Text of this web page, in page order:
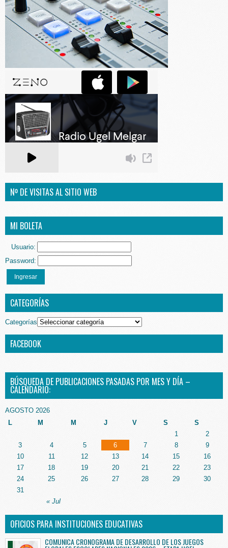
Nº DE VISITAS AL SITIO WEB
MI BOLETA
Usuario:
Password:
Ingresar
CATEGORÍAS
Categorías
FACEBOOK
BÚSQUEDA DE PUBLICACIONES PASADAS POR MES Y DÍA –
CALENDARIO:
AGOSTO 2026
L
M M J V S S
« Jul
1
2
3
4 5 6 7 8
9
10
11 12 13 14 15
16
17
18 19 20 21 22
23
24
25 26 27 28 29
30
31
OFICIOS PARA INSTITUCIONES EDUCATIVAS
COMUNICA CRONOGRAMA DE DESARROLLO DE LOS JUEGOS